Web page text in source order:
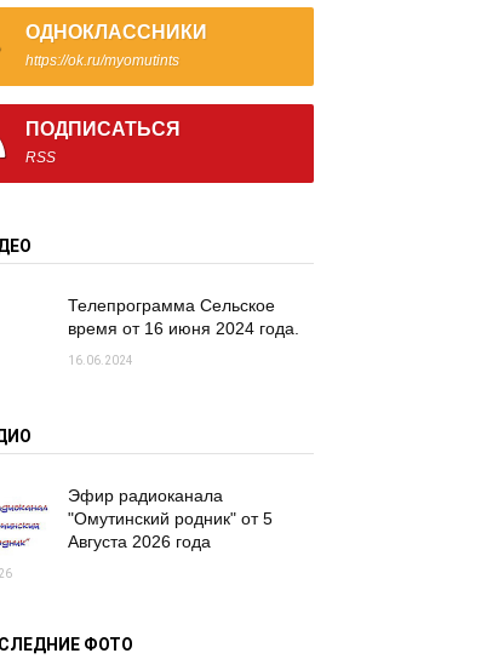
ОДНОКЛАССНИКИ
https://ok.ru/myomutints
ПОДПИСАТЬСЯ
RSS
Телепрограмма Сельское
время от 16 июня 2024 года.
16.06.2024
Эфир радиоканала
"Омутинский родник" от 5
Августа 2026 года
ФОТО